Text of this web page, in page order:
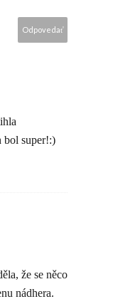
Odpovedať
bol super!:)
že se něco
nádhera.